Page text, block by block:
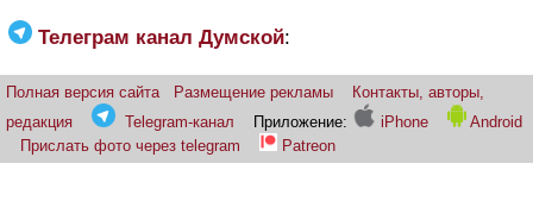
Телеграм канал Думской:
Полная версия сайта Размещение рекламы
Контакты, авторы,
редакция
Telegram-канал Приложение: iPhone
Android
Прислать фото через telegram
Patreon